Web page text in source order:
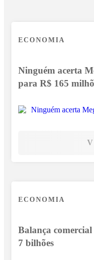
ECONOMIA
Ninguém acerta
para R$ 165
ECONOMIA
Balança
7 bilhões